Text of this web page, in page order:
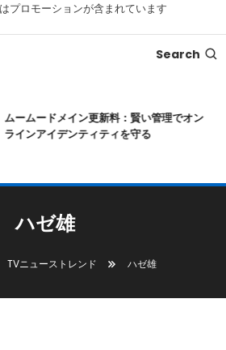
プロモーションが含まれています
Search
ムームードメイン更新料：賢い管理でオン
ラインアイデンティティを守る
ハゼ雄
TVニューストレンド ハゼ雄